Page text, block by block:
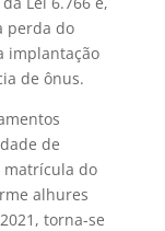
perda do
implantação
de ônus.
de
matrícula do
alhures
torna-se